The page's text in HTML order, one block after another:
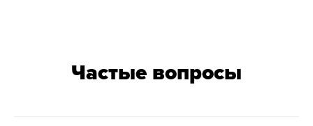
Частые вопросы
Написать Сергею и Антону в TG